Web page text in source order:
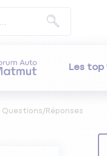
Les top
Questions/Réponses